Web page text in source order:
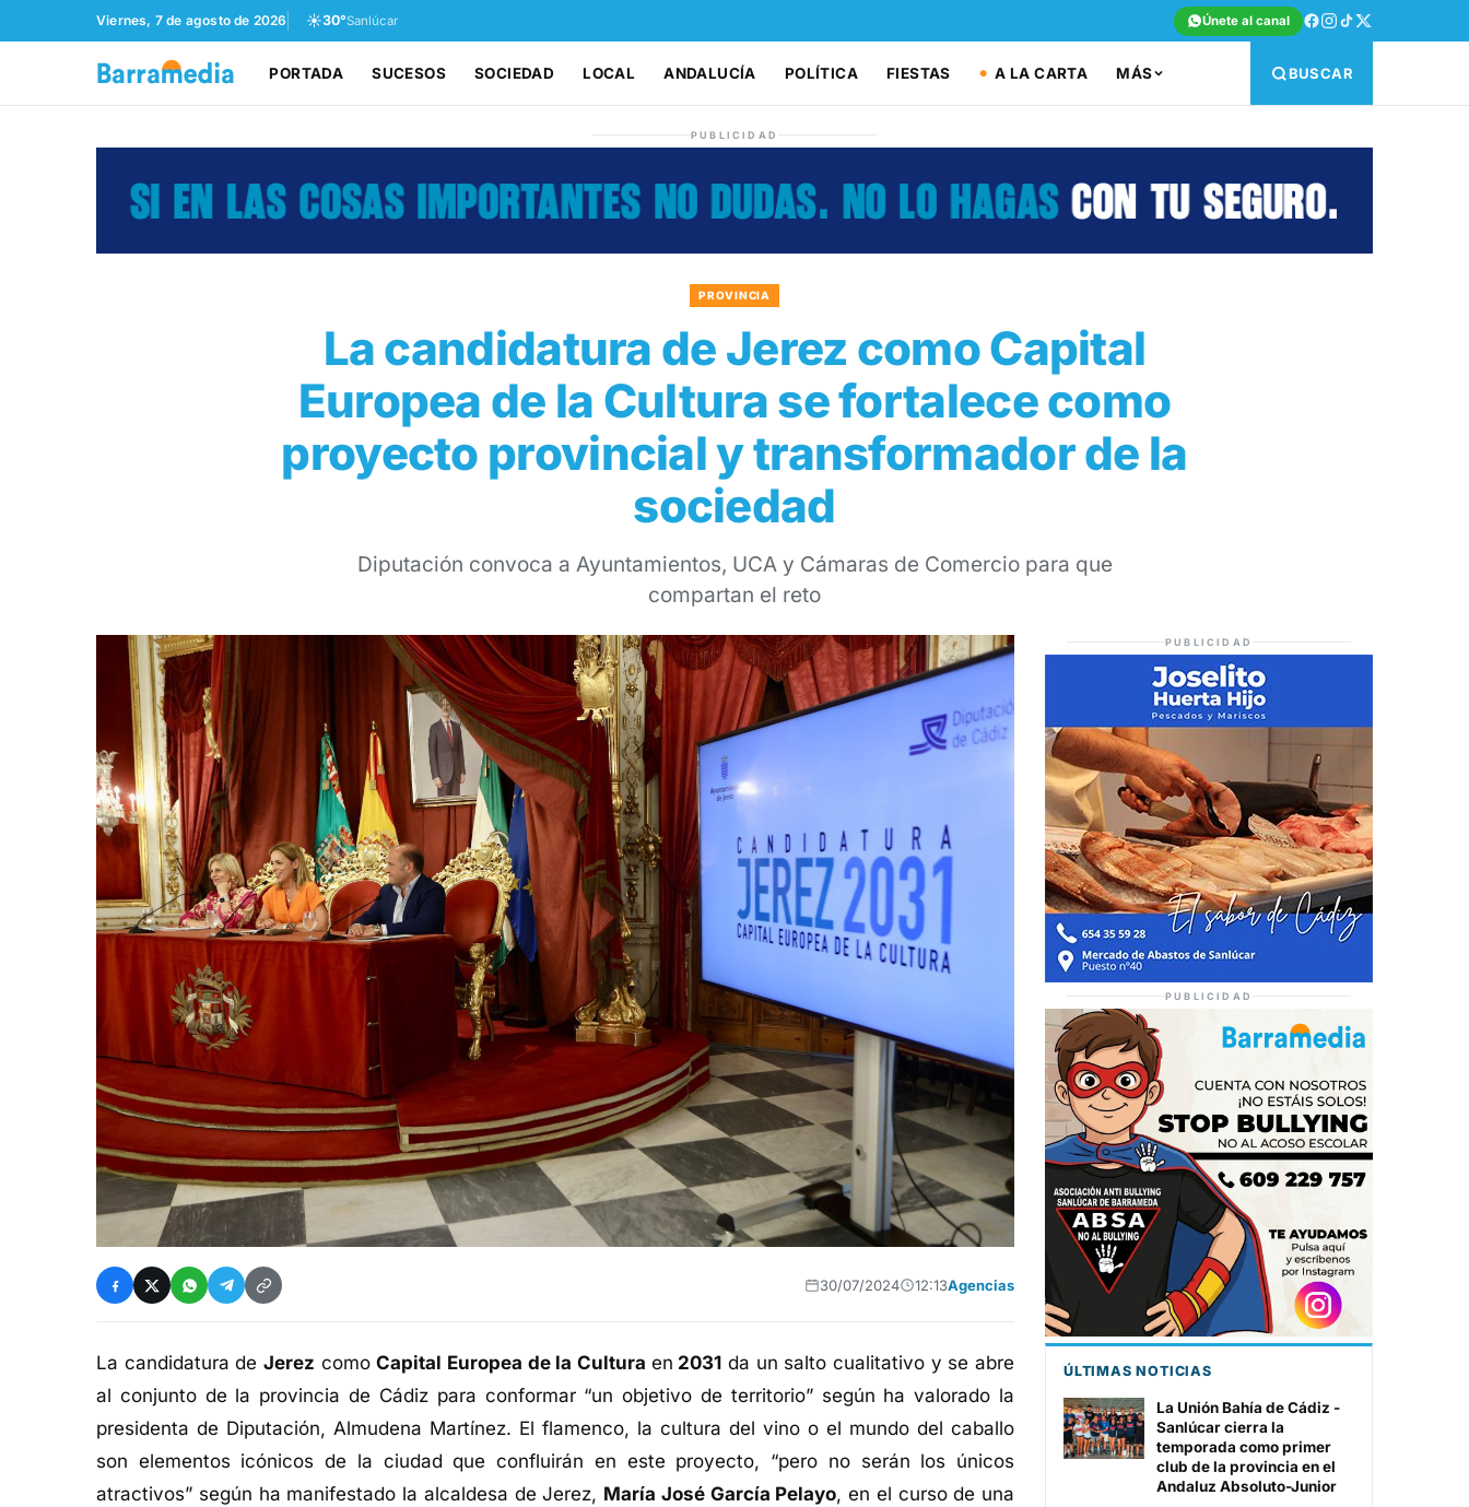
Viernes, 7 de agosto de 2026 ☀️30°Sanlúcar Únete al canal
PORTADA SUCESOS SOCIEDAD LOCAL ANDALUCÍA POLÍTICA FIESTAS A LA CARTA MÁS BUSCAR
PUBLICIDAD
PROVINCIA
La candidatura de Jerez como Capital
Europea de la Cultura se fortalece como
proyecto provincial y transformador de la
sociedad
Diputación convoca a Ayuntamientos, UCA y Cámaras de Comercio para que
compartan el reto
30/07/2024 12:13Agencias
La candidatura de Jerez comoCapital Europea de la Cultura en 2031 da un salto cualitativo y se abre
al conjunto de la provincia de Cádiz para conformar “un objetivo de territorio” según ha valorado la
presidenta de Diputación, Almudena Martínez. El flamenco, la cultura del vino o el mundo del caballo
son elementos icónicos de la ciudad que confluirán en este proyecto, “pero no serán los únicos
atractivos” según ha manifestado la alcaldesa de Jerez, María José García Pelayo, en el curso de una
PUBLICIDAD
PUBLICIDAD
ÚLTIMAS NOTICIAS
La Unión Bahía de Cádiz -
Sanlúcar cierra la
temporada como primer
club de la provincia en el
Andaluz Absoluto-Junior